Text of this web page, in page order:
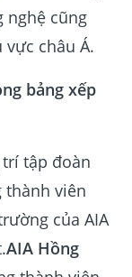
nghệ cũng
châu Á.
bảng xếp
tập đoàn
thành viên
của AIA
AIA Hồng